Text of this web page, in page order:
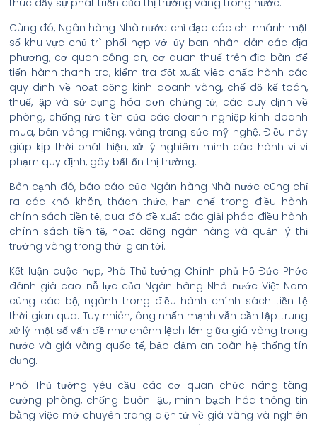
Cùng đó, Ngân hàng Nhà nước chỉ đạo các chi nhánh một
số khu vực chủ trì phối hợp với ủy ban nhân dân các địa
phương, cơ quan công an, cơ quan thuế trên địa bàn để
tiến hành thanh tra, kiểm tra đột xuất việc chấp hành các
quy định về hoạt động kinh doanh vàng, chế độ kế toán,
thuế, lập và sử dụng hóa đơn chứng từ; các quy định về
phòng, chống rửa tiền của các doanh nghiệp kinh doanh
mua, bán vàng miếng, vàng trang sức mỹ nghệ. Điều này
giúp kịp thời phát hiện, xử lý nghiêm minh các hành vi vi
phạm quy định, gây bất ổn thị trường.
Bên cạnh đó, báo cáo của Ngân hàng Nhà nước cũng chỉ
ra các khó khăn, thách thức, hạn chế trong điều hành
chính sách tiền tệ, qua đó đề xuất các giải pháp điều hành
chính sách tiền tệ, hoạt động ngân hàng và quản lý thị
trường vàng trong thời gian tới.
Kết luận cuộc họp, Phó Thủ tướng Chính phủ Hồ Đức Phớc
đánh giá cao nỗ lực của Ngân hàng Nhà nước Việt Nam
cùng các bộ, ngành trong điều hành chính sách tiền tệ
thời gian qua. Tuy nhiên, ông nhấn mạnh vẫn cần tập trung
xử lý một số vấn đề như chênh lệch lớn giữa giá vàng trong
nước và giá vàng quốc tế, bảo đảm an toàn hệ thống tín
dụng.
Phó Thủ tướng yêu cầu các cơ quan chức năng tăng
cường phòng, chống buôn lậu, minh bạch hóa thông tin
bằng việc mở chuyên trang điện tử về giá vàng và nghiên